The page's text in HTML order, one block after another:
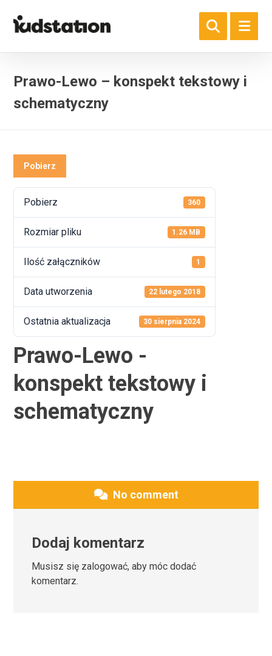
Prawo-Lewo – konspekt tekstowy i
schematyczny
Pobierz
Pobierz 360
Rozmiar pliku 1.26 MB
Ilość załączników 1
Data utworzenia 22 lutego 2018
Ostatnia aktualizacja 30 sierpnia 2024
Prawo-Lewo -
konspekt tekstowy i
schematyczny
No comment
Dodaj komentarz
Musisz się zalogować, aby móc dodać
komentarz.